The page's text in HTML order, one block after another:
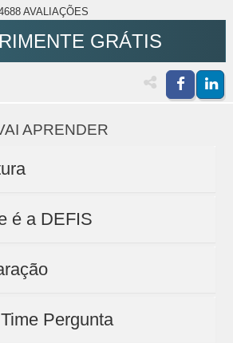
AVALIAÇÕES
GRÁTIS
APRENDER
é a DEFIS
Pergunta